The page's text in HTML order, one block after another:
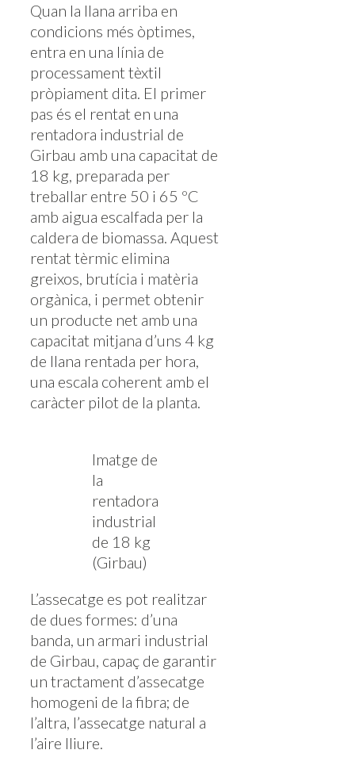
Quan la llana arriba en
condicions més òptimes,
entra en una línia de
processament tèxtil
pròpiament dita. El primer
pas és el rentat en una
rentadora industrial de
Girbau amb una capacitat de
18 kg, preparada per
treballar entre 50 i 65 ºC
amb aigua escalfada per la
caldera de biomassa. Aquest
rentat tèrmic elimina
greixos, brutícia i matèria
orgànica, i permet obtenir
un producte net amb una
capacitat mitjana d’uns 4 kg
de llana rentada per hora,
una escala coherent amb el
caràcter pilot de la planta.
Imatge de
la
rentadora
industrial
de 18 kg
(Girbau)
L’assecatge es pot realitzar
de dues formes: d’una
banda, un armari industrial
de Girbau, capaç de garantir
un tractament d’assecatge
homogeni de la fibra; de
l’altra, l’assecatge natural a
l’aire lliure.